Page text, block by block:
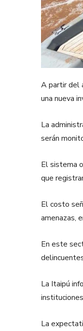
A partir del
una nueva
La
serán
El sistema
que
El costo
amenazas,
En este
La Itaipú
La